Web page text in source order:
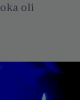
oli